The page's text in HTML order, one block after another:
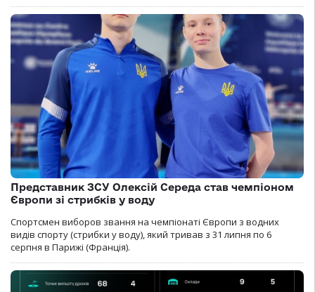
Представник ЗСУ Олексій Середа став чемпіоном
Європи зі стрибків у воду
Спортсмен виборов звання на чемпіонаті Європи з водних
видів спорту (стрибки у воду), який тривав з 31 липня по 6
серпня в Парижі (Франція).